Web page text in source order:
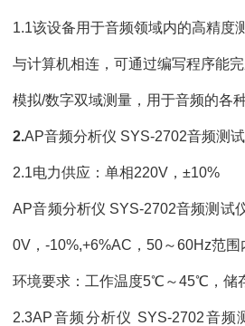
1.1该设备用于音频领域内的高精度
与计算机相连，可通过编写程序能完
模拟/数字双域测量，用于音频的各
2.AP音频分析仪 SYS-2702音频测
2.1电力供应：单相220V，±10%
AP音频分析仪 SYS-2702音频测试
0V，-10%,+6%AC，50～60Hz范围
环境要求：工作温度5℃～45℃，储
2.3AP音频分析仪 SYS-2702音频